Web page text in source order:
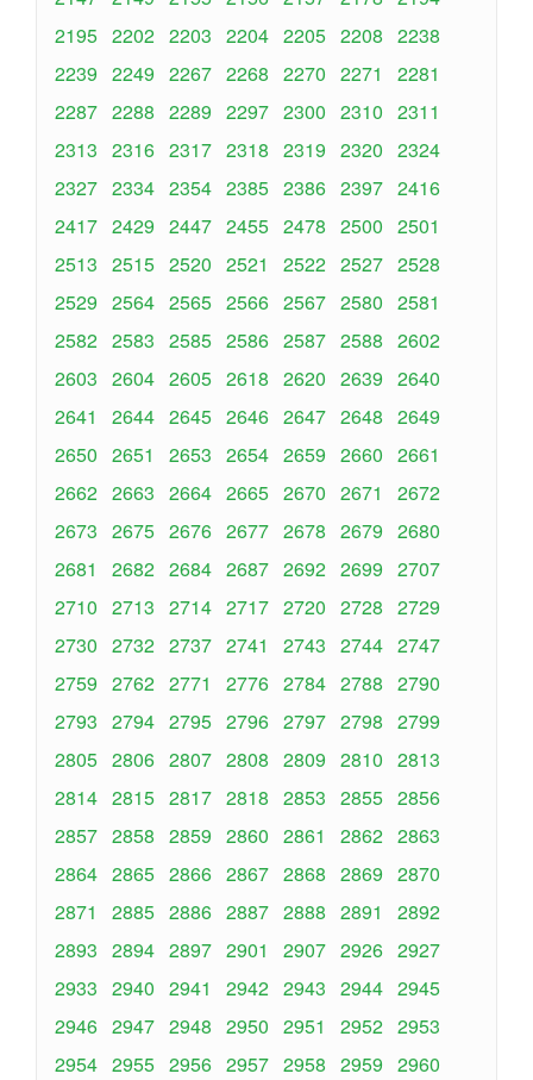
2195 2202 2203 2204 2205 2208 2238
2239 2249 2267 2268 2270 2271
2281
2287 2288 2289 2297 2300 2310 2311
2313 2316 2317 2318 2319 2320 2324
2327 2334 2354 2385 2386 2397 2416
2417 2429 2447 2455 2478 2500 2501
2513 2515 2520 2521 2522 2527 2528
2529 2564 2565 2566 2567 2580 2581
2582 2583 2585 2586 2587 2588 2602
2603 2604 2605 2618 2620 2639 2640
2641
2644 2645 2646 2647 2648 2649
2650 2651 2653 2654 2659 2660 2661
2662 2663 2664 2665 2670 2671
2672
2673 2675 2676 2677 2678 2679 2680
2681
2682 2684 2687 2692 2699 2707
2710 2713 2714 2717 2720 2728 2729
2730 2732 2737 2741 2743 2744 2747
2759 2762 2771 2776 2784 2788 2790
2793 2794 2795 2796 2797 2798 2799
2805 2806 2807 2808 2809 2810 2813
2814 2815 2817 2818 2853 2855 2856
2857 2858 2859 2860 2861 2862 2863
2864 2865 2866 2867 2868 2869 2870
2871
2885 2886 2887 2888 2891
2892
2893 2894 2897 2901 2907 2926 2927
2933 2940 2941 2942 2943 2944 2945
2946 2947 2948 2950 2951 2952 2953
2954 2955 2956 2957 2958 2959 2960